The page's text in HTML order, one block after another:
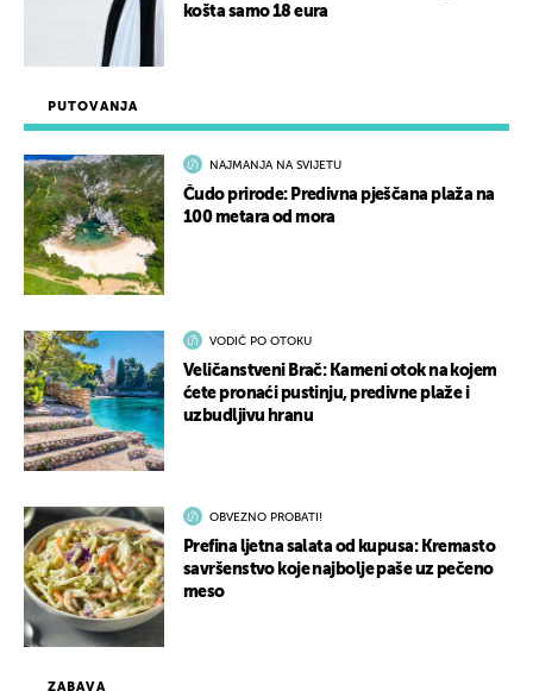
ZABAVA
PUTOVANJA
NAJMANJA NA SVIJETU
Čudo prirode: Predivna pješčana plaža na
100 metara od mora
VODIČ PO OTOKU
Veličanstveni Brač: Kameni otok na kojem
ćete pronaći pustinju, predivne plaže i
uzbudljivu hranu
OBVEZNO PROBATI!
Prefina ljetna salata od kupusa: Kremasto
savršenstvo koje najbolje paše uz pečeno
meso
košta samo 18 eura